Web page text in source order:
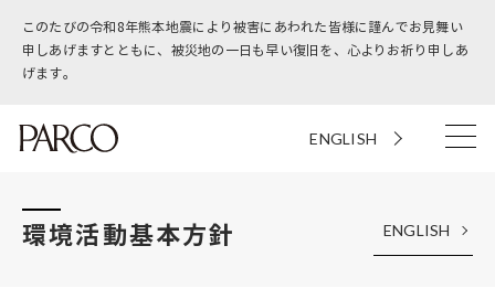
このたびの令和8年熊本地震により被害にあわれた皆様に謹んでお見舞い
申しあげますとともに、被災地の一日も早い復旧を、心よりお祈り申しあ
げます。
ENGLISH
環境活動基本方針 ENGLISH